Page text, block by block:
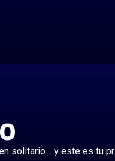
solitario… y este es tu